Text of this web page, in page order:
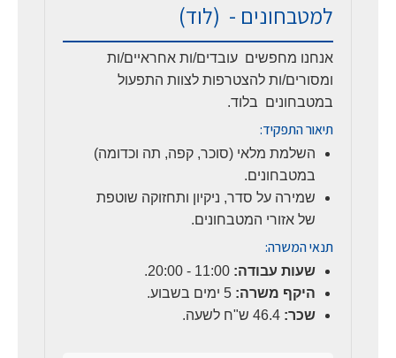
למטבחונים - (לוד)
אנחנו מחפשים עובדים/ות אחראיים/ות
ומסורים/ות להצטרפות לצוות התפעול
במטבחונים בלוד.
תיאור התפקיד:
השלמת מלאי (סוכר, קפה, תה וכדומה)
במטבחונים.
שמירה על סדר, ניקיון ותחזוקה שוטפת
של אזורי המטבחונים.
תנאי המשרה:
שעות עבודה:
היקף משרה:
שכר: